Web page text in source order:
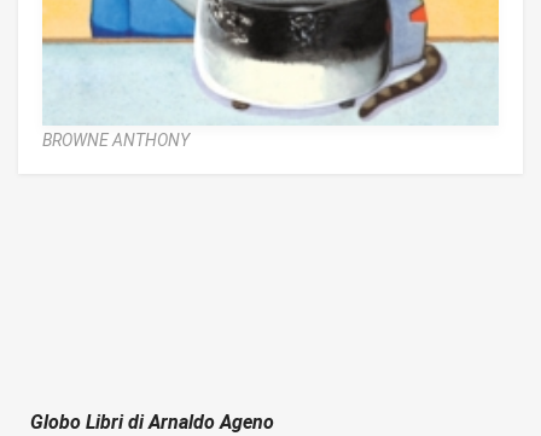
BROWNE ANTHONY
Globo Libri di Arnaldo Ageno